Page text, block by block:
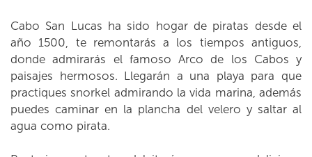
Cabo San Lucas ha sido hogar de piratas desde el
año 1500, te remontarás a los tiempos antiguos,
donde admirarás el famoso Arco de los Cabos y
paisajes hermosos. Llegarán a una playa para que
practiques snorkel admirando la vida marina, además
puedes caminar en la plancha del velero y saltar al
agua como pirata.